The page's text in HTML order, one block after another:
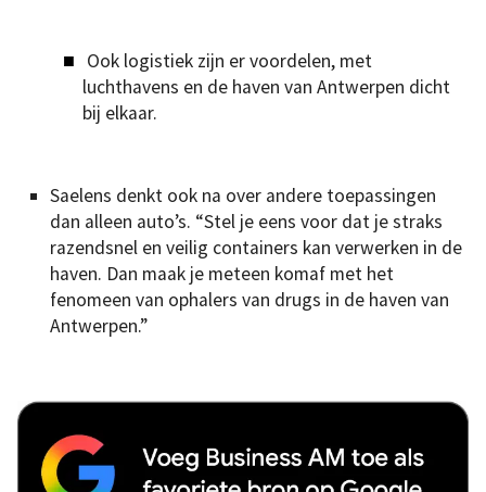
Ook logistiek zijn er voordelen, met
luchthavens en de haven van Antwerpen dicht
bij elkaar.
Saelens denkt ook na over andere toepassingen
dan alleen auto’s. “Stel je eens voor dat je straks
razendsnel en veilig containers kan verwerken in de
haven. Dan maak je meteen komaf met het
fenomeen van ophalers van drugs in de haven van
Antwerpen.”